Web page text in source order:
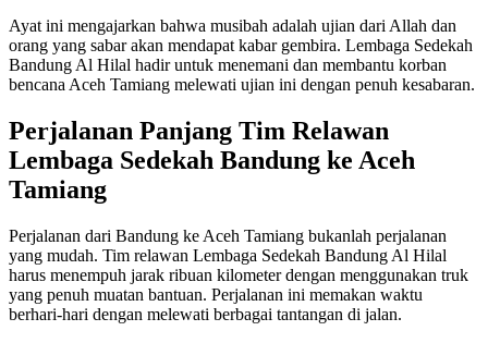
Ayat ini mengajarkan bahwa musibah adalah ujian dari Allah dan
orang yang sabar akan mendapat kabar gembira. Lembaga Sedekah
Bandung Al Hilal hadir untuk menemani dan membantu korban
bencana Aceh Tamiang melewati ujian ini dengan penuh kesabaran.
Perjalanan Panjang Tim Relawan
Lembaga Sedekah Bandung ke Aceh
Tamiang
Perjalanan dari Bandung ke Aceh Tamiang bukanlah perjalanan
yang mudah. Tim relawan Lembaga Sedekah Bandung Al Hilal
harus menempuh jarak ribuan kilometer dengan menggunakan truk
yang penuh muatan bantuan. Perjalanan ini memakan waktu
berhari-hari dengan melewati berbagai tantangan di jalan.